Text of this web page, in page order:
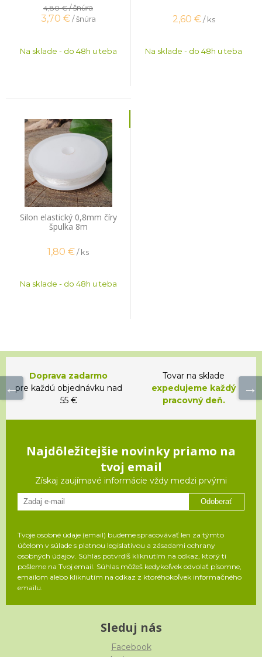
4,80 €/ šnúra
3,70 € / šnúra
Na sklade - do 48h u teba
2,60 € / ks
Na sklade - do 48h u teba
Silon elastický 0,8mm číry
špulka 8m
1,80 €/ ks
Na sklade - do 48h u teba
Doprava zadarmo
pre každú objednávku nad
55 €
Tovar na sklade
expedujeme každý
pracovný deň.
Najdôležitejšie novinky priamo na
tvoj email
Získaj zaujímavé informácie vždy medzi prvými
Odoberať
Tvoje osobné údaje (email) budeme spracovávať len za týmto
účelom v súlade s platnou legislatívou a zásadami ochrany
osobných údajov. Súhlas potvrdíš kliknutím na odkaz, ktorý ti
pošleme na Tvoj email. Súhlas môžeš kedykoľvek odvolať písomne,
emailom alebo kliknutím na odkaz z ktoréhokoľvek informačného
emailu.
Sleduj nás
Facebook